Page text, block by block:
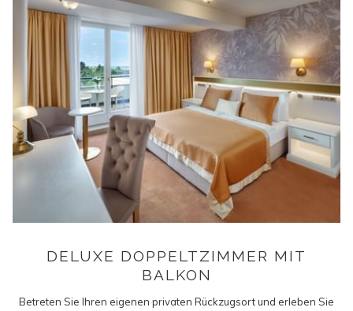
DELUXE DOPPELTZIMMER MIT
BALKON
Betreten Sie Ihren eigenen privaten Rückzugsort und erleben Sie